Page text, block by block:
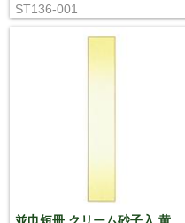
ST136-001